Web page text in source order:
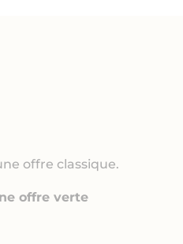
offre classique.
offre verte